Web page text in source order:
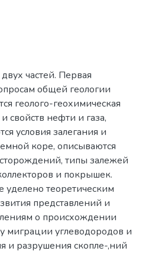
частей. Первая
общей геологии
геолого-геохимическая
свойств нефти и газа,
условия залегания и
коре, описываются
типы залежей
и покрышек.
теоретическим
представлений и
о происхождении
миграции углеводородов и
и разрушения скопле-,ний